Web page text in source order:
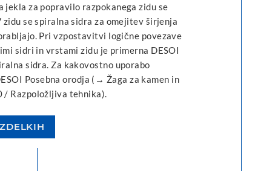
jekla za popravilo razpokanega zidu se
zidu se spiralna sidra za omejitev širjenja
Pri vzpostavitvi logične povezave
sidri in vrstami zidu je primerna DESOI
sidra. Za kakovostno uporabo
Posebna orodja (→ Žaga za kamen in
/ Razpoložljiva tehnika).